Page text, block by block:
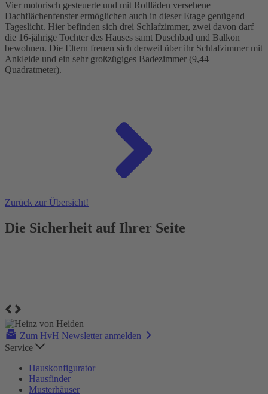
Vier motorisch gesteuerte und mit Rollläden versehene
Dachflächenfenster ermöglichen auch in dieser Etage genügend
Tageslicht. Hier befinden sich drei Schlafzimmer, zwei davon darf
die 16-jährige Tochter des Hauses samt Duschbad und Balkon
bewohnen. Die Eltern freuen sich derweil über ihr Schlafzimmer mit
Ankleide und ein sehr großzügiges Badezimmer (9,44
Quadratmeter).
Zurück zur Übersicht!
Die Sicherheit auf Ihrer Seite
Zum HvH Newsletter anmelden
Service
Hauskonfigurator
Hausfinder
Musterhäuser